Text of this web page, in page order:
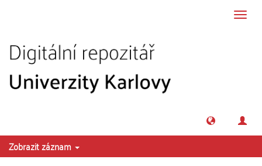
Zobrazit záznam